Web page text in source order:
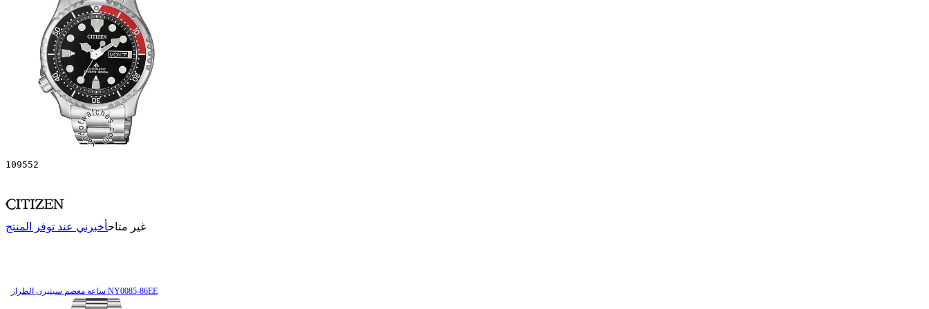
109552
غير متاحأخبرني عند توفر المنتج
ساعة معصم سیتیزن الطراز NY0085-86EE